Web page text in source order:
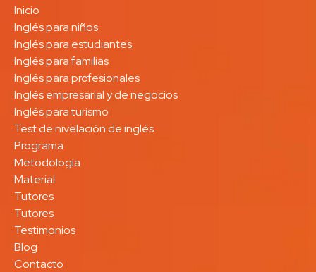
Inicio
Inglés para niños
Inglés para estudiantes
Inglés para familias
Inglés para profesionales
Inglés empresarial y de negocios
Inglés para turismo
Test de nivelación de inglés
Programa
Metodología
Material
Tutores
Tutores
Testimonios
Blog
Contacto